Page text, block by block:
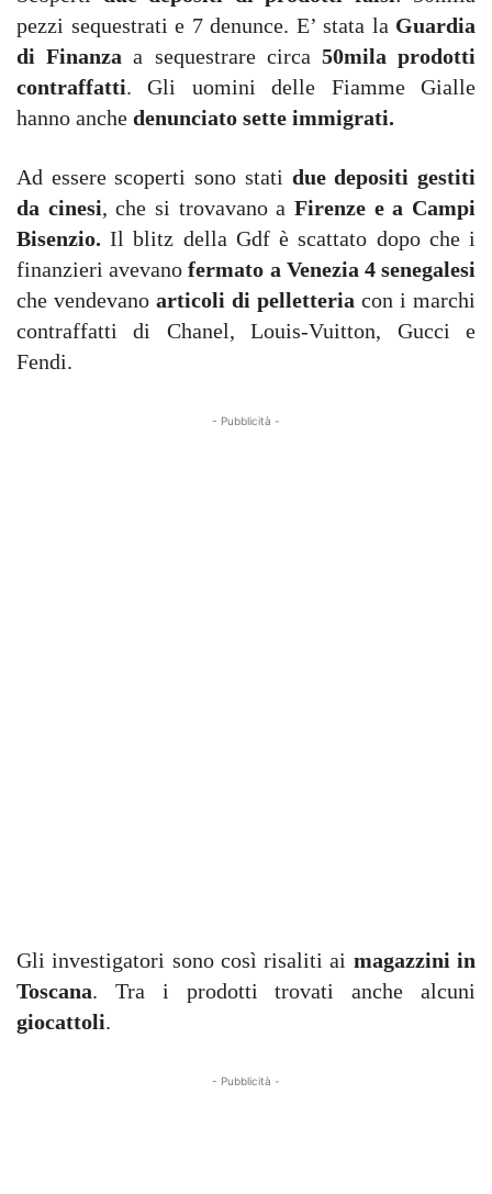
pezzi sequestrati e 7 denunce. E’ stata la Guardia
di Finanza a sequestrare circa 50mila prodotti
contraffatti. Gli uomini delle Fiamme Gialle
hanno anche denunciato sette immigrati.
Ad essere scoperti sono stati due depositi gestiti
da cinesi, che si trovavano aFirenze e a Campi
Bisenzio. Il blitz della Gdf è scattato dopo che i
finanzieri avevano fermato a Venezia 4 senegalesi
che vendevano articoli di pelletteria con i marchi
contraffatti di Chanel, Louis-Vuitton, Gucci e
Fendi.
- Pubblicità -
Gli investigatori sono così risaliti ai magazzini in
Toscana. Tra i prodotti trovati anche alcuni
giocattoli.
- Pubblicità -